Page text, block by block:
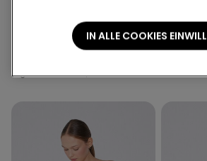
elastischem Tuch
€ 9,00
Niedrigster Preis in den letzten 30
Regulärer Preis:€ 21,99 -59%
€ 19,99 €
Niedrigster
Tagen:€
IN ALLE COOKIES